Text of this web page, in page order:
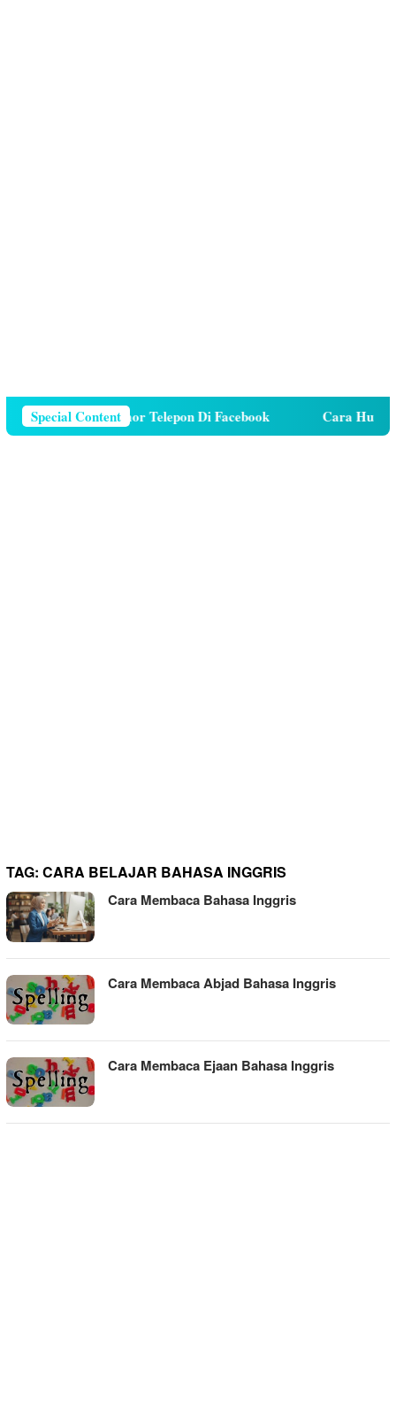
Special Content
Menghapus Nomor Telepon Di Facebook Cara Hutang
TAG: CARA BELAJAR BAHASA INGGRIS
Cara Membaca Bahasa Inggris
Cara Membaca Abjad Bahasa Inggris
Cara Membaca Ejaan Bahasa Inggris